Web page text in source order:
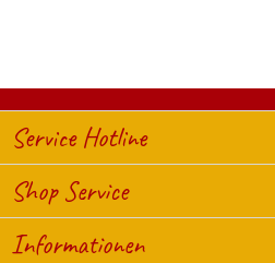
Service Hotline
Shop Service
Informationen